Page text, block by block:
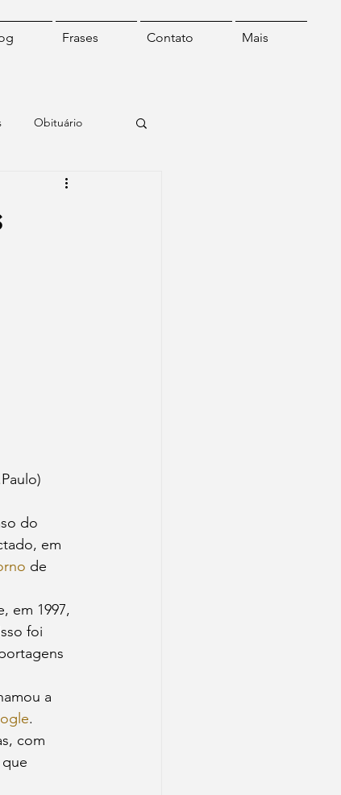
Frases Contato Mais
Obituário
Frase do dia
do
em
de
em 1997,
foi
a
.
com